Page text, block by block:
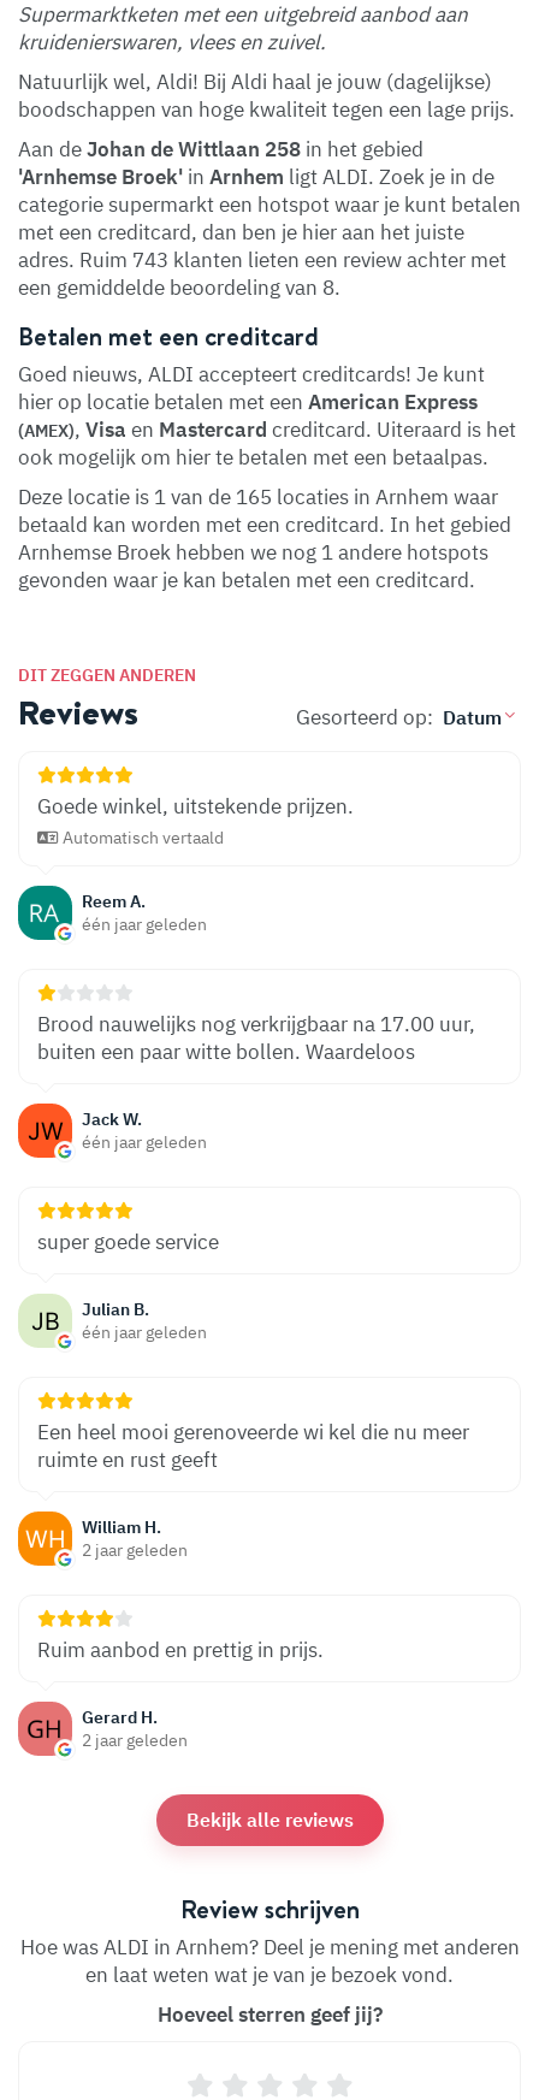
Supermarktketen met een uitgebreid aanbod aan
kruidenierswaren, vlees en zuivel.
Natuurlijk wel, Aldi! Bij Aldi haal je jouw (dagelijkse)
boodschappen van hoge kwaliteit tegen een lage prijs.
Aan deJohan de Wittlaan 258 in het gebied
'Arnhemse Broek' in Arnhem ligt ALDI. Zoek je in de
categorie supermarkt een hotspot waar je kunt betalen
met een creditcard, dan ben je hier aan het juiste
adres. Ruim 743 klanten lieten een review achter met
een gemiddelde beoordeling van 8.
Betalen met een creditcard
Goed nieuws, ALDI accepteert creditcards! Je kunt
hier op locatie betalen met een American Express
(AMEX), Visa en Mastercard creditcard. Uiteraard is het
ook mogelijk om hier te betalen met een betaalpas.
Deze locatie is 1 van de 165 locaties in Arnhem waar
betaald kan worden met een creditcard. In het gebied
Arnhemse Broek hebben we nog 1 andere hotspots
gevonden waar je kan betalen met een creditcard.
DIT ZEGGEN ANDEREN
Reviews Gesorteerd op:
Reem A.
één jaar geleden
Goede winkel, uitstekende prijzen.
Automatisch vertaald
Jack W.
één jaar geleden
Brood nauwelijks nog verkrijgbaar na 17.00 uur,
buiten een paar witte bollen. Waardeloos
Julian B.
één jaar geleden
super goede service
William H.
2 jaar geleden
Een heel mooi gerenoveerde wi kel die nu meer
ruimte en rust geeft
Gerard H.
2 jaar geleden
Ruim aanbod en prettig in prijs.
Bekijk alle reviews
Review schrijven
Hoe was ALDI in Arnhem? Deel je mening met anderen
en laat weten wat je van je bezoek vond.
Hoeveel sterren geef jij?